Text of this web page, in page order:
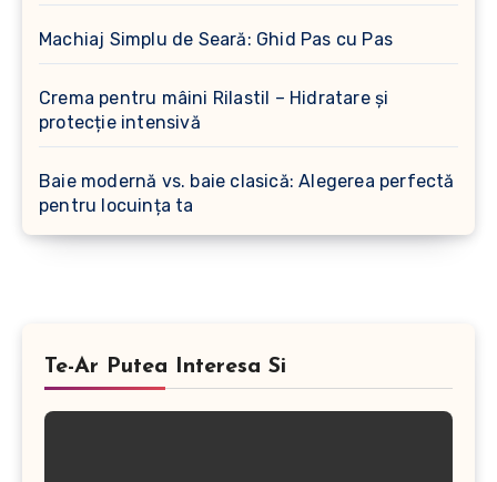
Machiaj Simplu de Seară: Ghid Pas cu Pas
Crema pentru mâini Rilastil – Hidratare și
protecție intensivă
Baie modernă vs. baie clasică: Alegerea perfectă
pentru locuința ta
Te-Ar Putea Interesa Si